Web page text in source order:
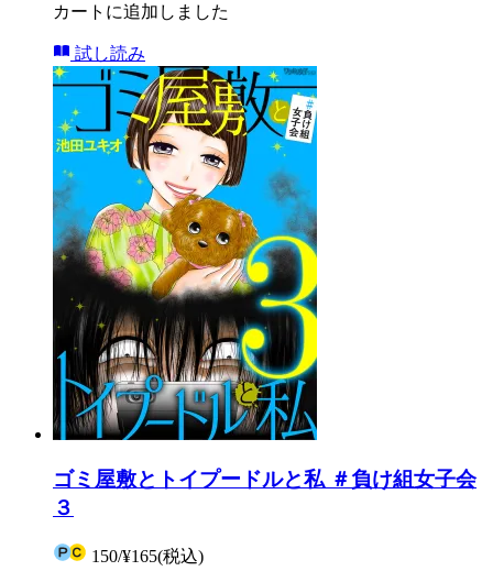
カートに追加しました
試し読み
ゴミ屋敷とトイプードルと私 ＃負け組女子会
３
150/¥165(税込)